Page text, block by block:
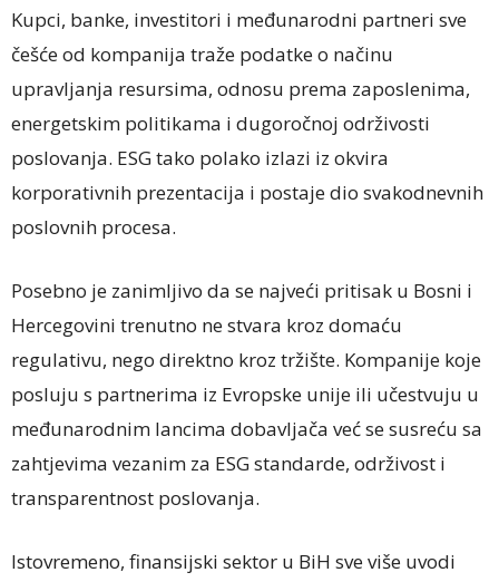
Kupci, banke, investitori i međunarodni partneri sve
češće od kompanija traže podatke o načinu
upravljanja resursima, odnosu prema zaposlenima,
energetskim politikama i dugoročnoj održivosti
poslovanja. ESG tako polako izlazi iz okvira
korporativnih prezentacija i postaje dio svakodnevnih
poslovnih procesa.
Posebno je zanimljivo da se najveći pritisak u Bosni i
Hercegovini trenutno ne stvara kroz domaću
regulativu, nego direktno kroz tržište. Kompanije koje
posluju s partnerima iz Evropske unije ili učestvuju u
međunarodnim lancima dobavljača već se susreću sa
zahtjevima vezanim za ESG standarde, održivost i
transparentnost poslovanja.
Istovremeno, finansijski sektor u BiH sve više uvodi